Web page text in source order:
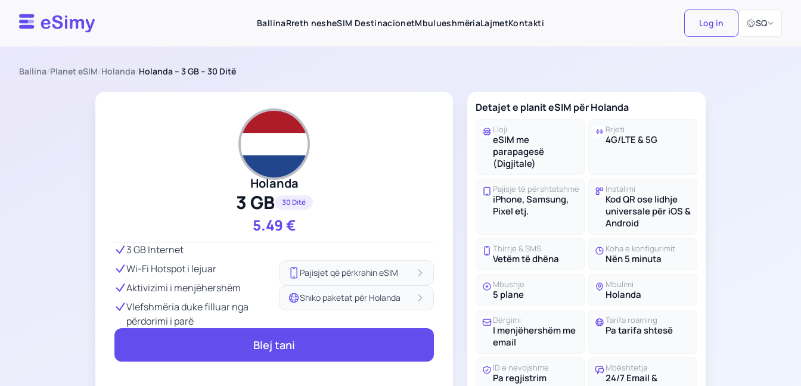
Esimy BallinaRreth nesheSIM DestinacionetMbulueshmëriaLajmetKontakti Log in SQ
Zgjidh Gjuhën
Ballina/Planet eSIM/Holanda/Holanda – 3 GB – 30 Ditë
Holanda
3 GB 30 Ditë
5.49€
3 GB Internet
Wi-Fi Hotspot i lejuar
Aktivizimi i menjëhershëm
Vlefshmëria duke filluar nga
përdorimi i parë
Pajisjet që përkrahin eSIM
Shiko paketat për Holanda
Blej tani
Detajet e planit eSIM për Holanda
Lloji
eSIM me
parapagesë
(Digjitale)
Rrjeti
4G/LTE & 5G
Pajisje të përshtatshme
iPhone, Samsung,
Pixel etj.
Instalimi
Kod QR ose lidhje
universale për iOS &
Android
Thirrje & SMS
Vetëm të dhëna
Koha e konfigurimit
Nën 5 minuta
Mbushje
5 plane
Mbulimi
Holanda
Dërgimi
I menjëhershëm me
email
Tarifa roaming
Pa tarifa shtesë
ID e nevojshme
Pa regjistrim
Mbështetja
24/7 Email &